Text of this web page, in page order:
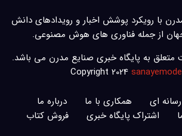
با رویکرد پوشش اخبار و رویدادهای دانش
جهان از جمله فناوری های هوش مصنوعی.
متعلق به پایگاه خبری صنایع مدرن می باشد.
Copyright 2024
ای همکاری با ما
درباره ما
اشتراک پایگاه خبری فروش کتاب